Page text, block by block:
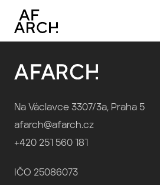
Publikace 2023
Na Václavce 3307/3a, Praha 5
afarch@afarch.cz
+420 251 560 181
IČO 25086073